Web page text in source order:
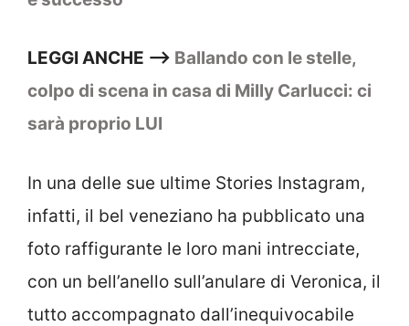
LEGGI ANCHE –> Ballando con le stelle,
colpo di scena in casa di Milly Carlucci: ci
sarà proprio LUI
In una delle sue ultime Stories Instagram,
infatti, il bel veneziano ha pubblicato una
foto raffigurante le loro mani intrecciate,
con un bell’anello sull’anulare di Veronica, il
tutto accompagnato dall’inequivocabile